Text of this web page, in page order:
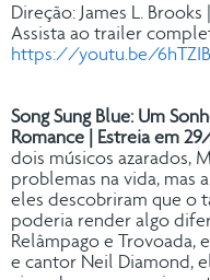
Direção: James L. Brooks
Assista ao trailer
https://youtu.be/
Song Sung Blue: Um
Romance | Estreia em
dois músicos azarados,
problemas na vida, mas
eles descobriram que o
poderia render algo
Relâmpago e
e cantor Neil Diamond,